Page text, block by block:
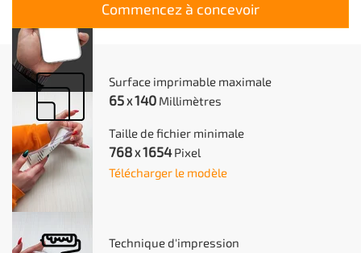
Commencez à concevoir
Surface imprimable maximale
65 X 140Millimètres
Taille de fichier minimale
768 X 1654Pixel
Télécharger le modèle
Technique d'impression